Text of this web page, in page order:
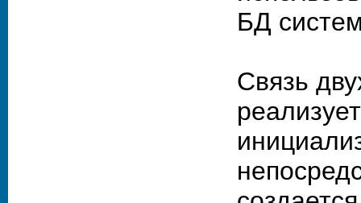
БД
Связь